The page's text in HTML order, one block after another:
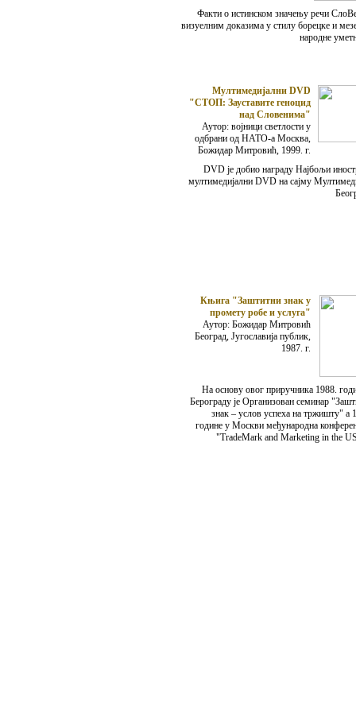
Факти о истинском значењу речи
визуелним доказима у стилу борецке и
народне
Мултимедијални DVD
"СТОП: Зауставите геноцид
над Словенима"
Аутор: војници светлости у
одбрани од НАТО-а Москва,
Божидар Митровић, 1999. г.
DVD је добио награду Најбољи
мултимедијални DVD на сајму
Књига "Заштитни знак у
промету робе и услуга"
Аутор: Божидар Митровић
Београд, Југославија публик,
1987. г.
На основу овог приручника 1988.
Берограду је Организован семинар
знак – услов успеха на тржишту" а
године у Москви међународна
"TradeMark and Marketing in the